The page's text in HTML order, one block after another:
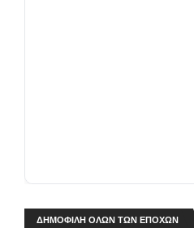
ΔΗΜΟΦΙΛΗ ΟΛΩΝ ΤΩΝ ΕΠΟΧΩΝ